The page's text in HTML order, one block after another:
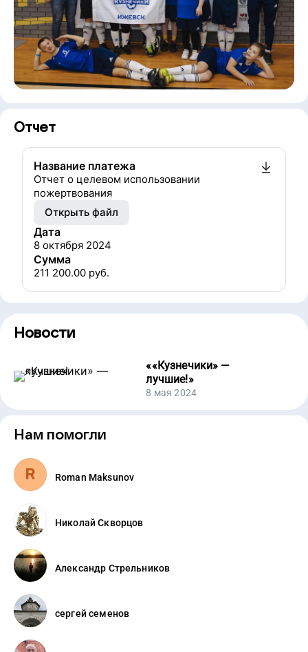
Отчет
Название платежа
Отчет о целевом использовании
пожертвования
Открыть файл
Дата
8 октября 2024
Сумма
211 200.00 руб.
Новости
««Кузнечики» —
лучшие!»
8 мая 2024
Нам помогли
Roman Maksunov
Николай Скворцов
Александр Стрельников
сергей семенов